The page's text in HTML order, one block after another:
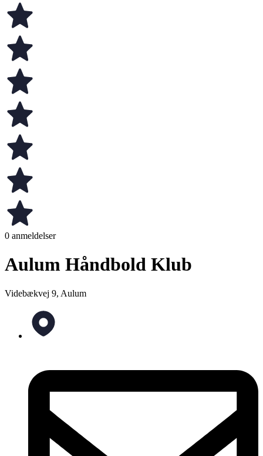
0 anmeldelser
Aulum Håndbold Klub
Videbækvej 9, Aulum